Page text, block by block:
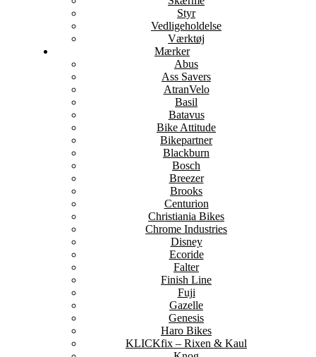
Styr
Vedligeholdelse
Værktøj
Mærker
Abus
Ass Savers
AtranVelo
Basil
Batavus
Bike Attitude
Bikepartner
Blackburn
Bosch
Breezer
Brooks
Centurion
Christiania Bikes
Chrome Industries
Disney
Ecoride
Falter
Finish Line
Fuji
Gazelle
Genesis
Haro Bikes
KLICKfix – Rixen & Kaul